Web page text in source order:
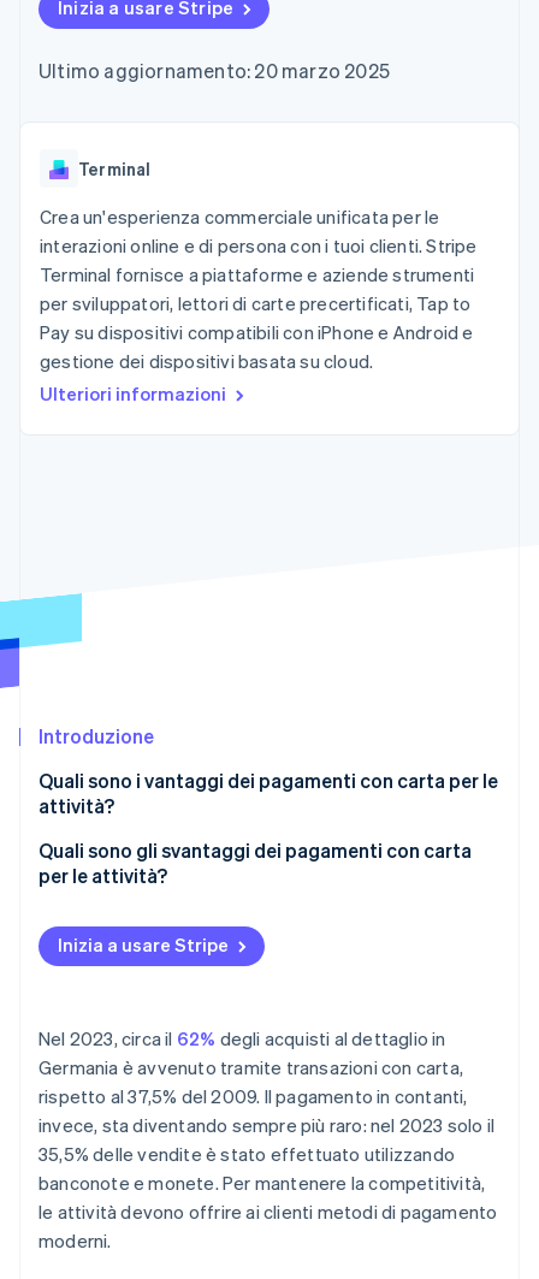
utente
flessibile
Metodi di
Accesso a
persona
Authorization
Boost
Accettazione
ottimizzata
Link
Pagamento
accelerato
Financial
Connections
Conti finanziari
collegati
Automazione
della contabilità
Report
Data Pipeline
Radar
Atlas
Rimozione del carbonio
Verifica online dell'identità
Stripe Sessions 2026
Scopri come Stripe sta costruendo l'infrastruttura
Gestione del denaro
Creator economy
Gaming
Ospitalità, viaggi e
tempo libero
Assicurazione
Media e
intrattenimento
profit
Gestire gli
Offrire addebiti in base
all'utilizzo
garantite da stablecoin
agenti
Risorse
Integrazioni app
Blog per sviluppatori
Roadmap del prodotto
Sessions
Sala stampa
Recapiti
Contattaci
Diventa nostro partner
Inizia a usare Stripe
Ultimo aggiornamento: 20 marzo 2025
Terminal
Crea un'esperienza commerciale unificata per le
interazioni online e di persona con i tuoi clienti. Stripe
Terminal fornisce a piattaforme e aziende strumenti
per sviluppatori, lettori di carte precertificati, Tap to
Pay su dispositivi compatibili con iPhone e Android e
gestione dei dispositivi basata su cloud.
Ulteriori informazioni
Introduzione
Quali sono i vantaggi dei pagamenti con carta per le
attività?
Aumento delle vendite
Elaborazione efficiente
Soddisfazione del cliente
Contabilità automatizzata
Quali sono gli svantaggi dei pagamenti con carta
per le attività?
Costi
Problemi tecnici
Inizia a usare Stripe
Nel 2023, circa il 62% degli acquisti al dettaglio in
Germania è avvenuto tramite transazioni con carta,
rispetto al 37,5% del 2009. Il pagamento in contanti,
invece, sta diventando sempre più raro: nel 2023 solo il
35,5% delle vendite è stato effettuato utilizzando
banconote e monete. Per mantenere la competitività,
le attività devono offrire ai clienti metodi di pagamento
moderni.